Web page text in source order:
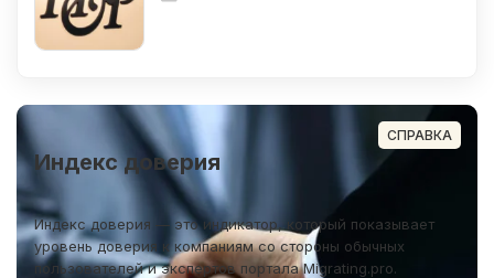
Индекс доверия
Индекс доверия — это индикатор, который показывает
уровень доверия к компаниям со стороны обычных
пользователей и экспертов портала Migrating.pro.
СПРАВКА